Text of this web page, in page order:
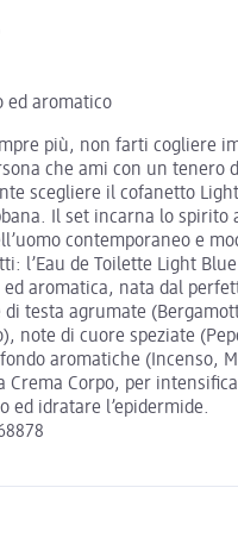
ed aromatico
più, non farti cogliere
che ami con un tenero
scegliere il cofanetto
Il set incarna lo spirito
contemporaneo e
l’Eau de Toilette Light
aromatica, nata dal
testa agrumate
note di cuore speziate
aromatiche (Incenso,
Crema Corpo, per
ed idratare l’epidermide.